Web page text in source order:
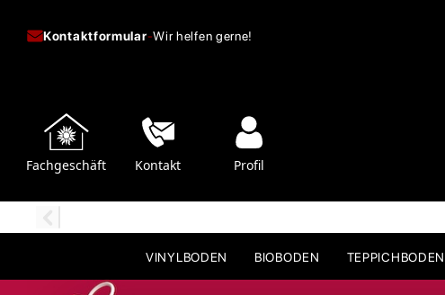
Kontaktformular-Wir helfen gerne!
Fachgeschäft Kontakt Profil
VINYLBODEN BIOBODEN TEPPICHBODEN